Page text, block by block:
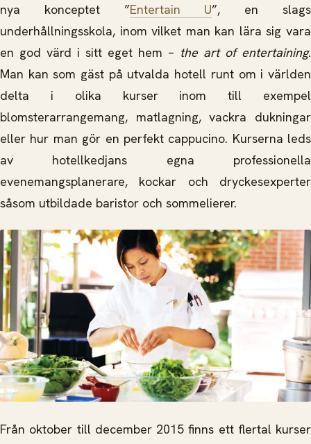
nya konceptet ”Entertain U”, en slags
underhållningsskola, inom vilket man kan lära sig vara
en god värd i sitt eget hem – the art of entertaining.
Man kan som gäst på utvalda hotell runt om i världen
delta i olika kurser inom till exempel
blomsterarrangemang, matlagning, vackra dukningar
eller hur man gör en perfekt cappucino. Kurserna leds
av hotellkedjans egna professionella
evenemangsplanerare, kockar och dryckesexperter
såsom utbildade baristor och sommelierer.
Från oktober till december 2015 finns ett flertal kurser